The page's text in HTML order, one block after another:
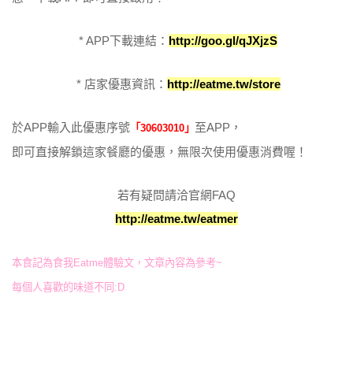
* APP下載連結： http://goo.gl/qJXjzS
* 店家優惠資訊： http://eatme.tw/store
於APP輸入此優惠序號 「30603010」 至APP，
即可直接解鎖這家餐廳的優惠，無限次使用優惠消費喔！
若有疑問請洽官網FAQ
http://eatme.tw/eatmer
本食記為食我Eatme體驗文，文章內容為參考~
每個人喜歡的味道不同:D